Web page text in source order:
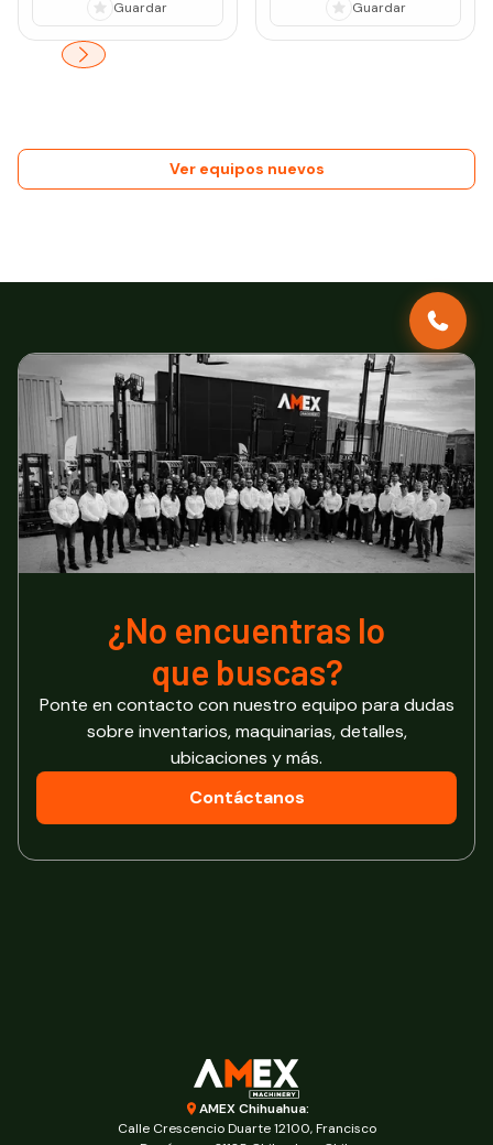
Guardar Guardar
Ver equipos nuevos
¿No encuentras lo
que buscas?
Ponte en contacto con nuestro equipo para dudas
sobre inventarios, maquinarias, detalles,
ubicaciones y más.
Contáctanos
AMEX Chihuahua:
Calle Crescencio Duarte 12100, Francisco